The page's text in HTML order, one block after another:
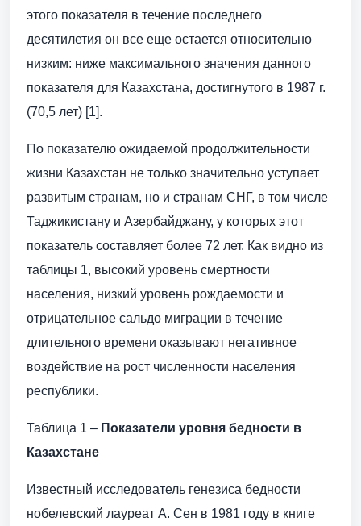
этого показателя в течение последнего
десятилетия он все еще остается относительно
низким: ниже максимального значения данного
показателя для Казахстана, достигнутого в 1987 г.
(70,5 лет) [1].
По показателю ожидаемой продолжительности
жизни Казахстан не только значительно уступает
развитым странам, но и странам СНГ, в том числе
Таджикистану и Азербайджану, у которых этот
показатель составляет более 72 лет. Как видно из
таблицы 1, высокий уровень смертности
населения, низкий уровень рождаемости и
отрицательное сальдо миграции в течение
длительного времени оказывают негативное
воздействие на рост численности населения
республики.
Таблица 1 – Показатели уровня бедности в
Казахстане
Известный исследователь генезиса бедности
нобелевский лауреат А. Сен в 1981 году в книге